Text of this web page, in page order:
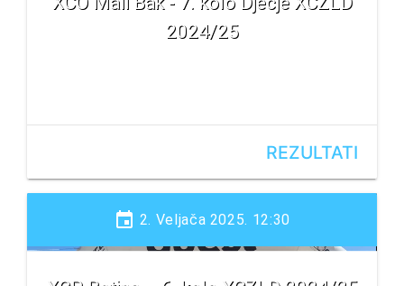
2024/25
REZULTATI
event 2. Veljača 2025. 12:30